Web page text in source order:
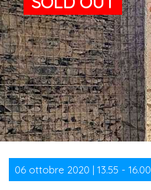
06 ottobre 2020 | 13.55 - 16.00